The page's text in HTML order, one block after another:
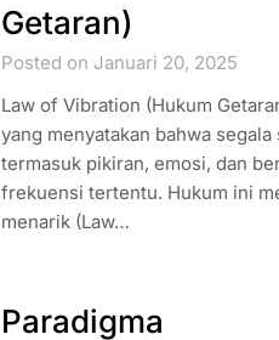
Getaran)
Posted on Januari 20, 2025
Law of Vibration (Hukum
yang menyatakan bahwa
termasuk pikiran, emosi, dan
frekuensi tertentu. Hukum ini
menarik (Law…
Paradigma